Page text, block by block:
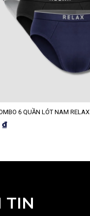
6 QUẦN LÓT NAM RELAX
₫
TIN